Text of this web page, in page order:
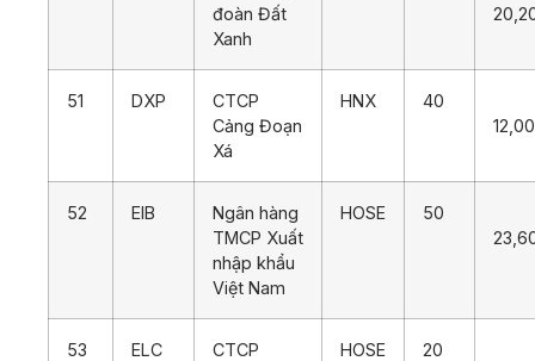
đoàn Đất
Xanh
51 DXP
CTCP
Cảng Đoạn
Xá
HNX
40
52 EIB
Ngân hàng
TMCP Xuất
nhập khẩu
Việt Nam
HOSE
50
53 ELC
CTCP
HOSE
20